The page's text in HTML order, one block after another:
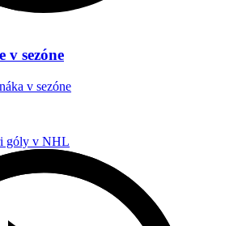
v sezóne
v sezóne